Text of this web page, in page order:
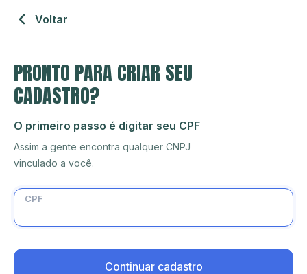
Voltar
PRONTO PARA CRIAR SEU
CADASTRO?
O primeiro passo é digitar seu CPF
Assim a gente encontra qualquer CNPJ
vinculado a você.
CPF
Continuar cadastro